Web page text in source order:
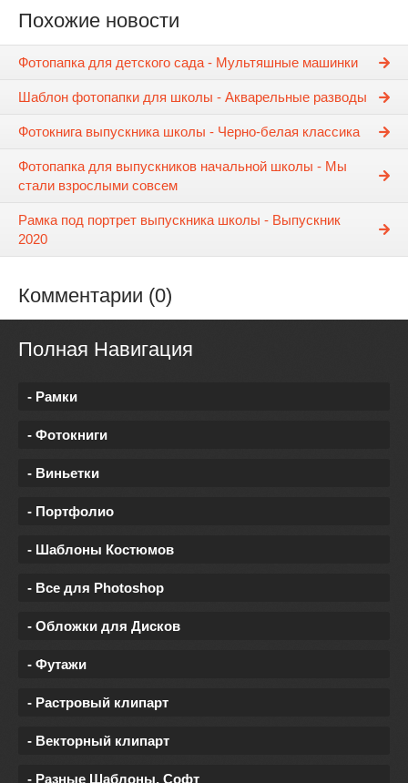
Похожие новости
Фотопапка для детского сада - Мультяшные машинки
Шаблон фотопапки для школы - Акварельные разводы
Фотокнига выпускника школы - Черно-белая классика
Фотопапка для выпускников начальной школы - Мы
стали взрослыми совсем
Рамка под портрет выпускника школы - Выпускник
2020
Комментарии (0)
Полная Навигация
- Рамки
- Фотокниги
- Виньетки
- Портфолио
- Шаблоны Костюмов
- Все для Photoshop
- Обложки для Дисков
- Футажи
- Растровый клипарт
- Векторный клипарт
- Разные Шаблоны, Софт